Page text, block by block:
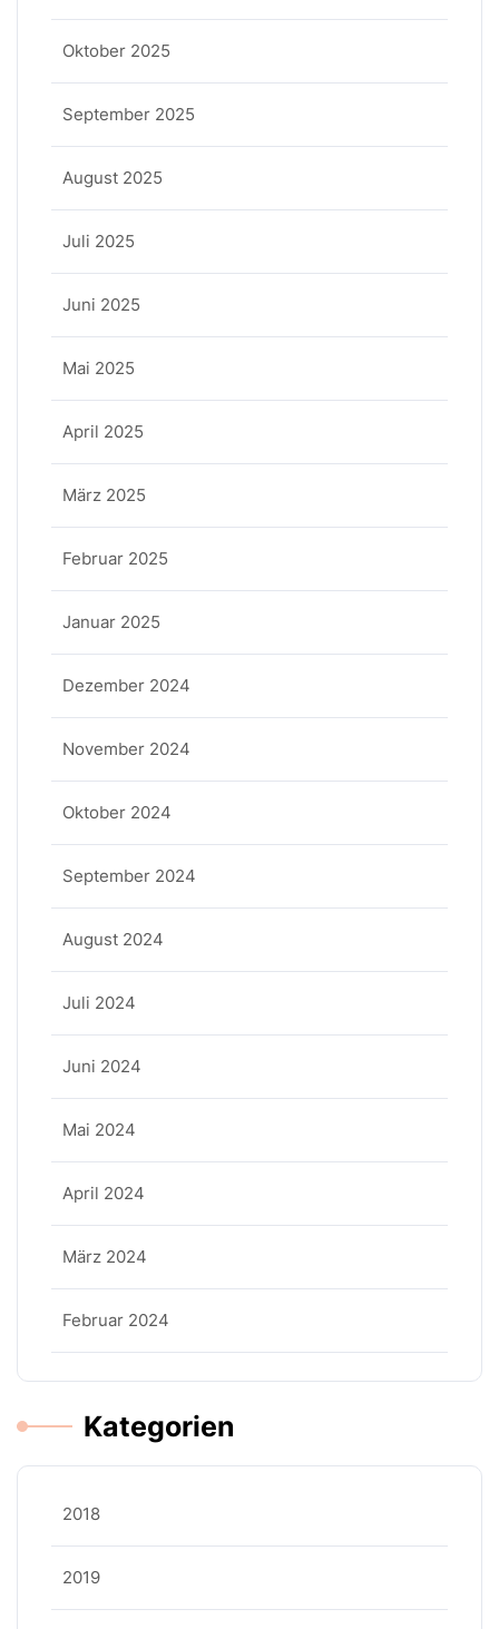
Oktober 2025
September 2025
August 2025
Juli 2025
Juni 2025
Mai 2025
April 2025
März 2025
Februar 2025
Januar 2025
Dezember 2024
November 2024
Oktober 2024
September 2024
August 2024
Juli 2024
Juni 2024
Mai 2024
April 2024
März 2024
Februar 2024
Kategorien
2018
2019